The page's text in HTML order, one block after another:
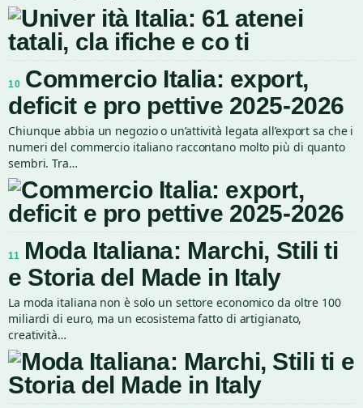
10 Commercio Italia: export,
deficit e pro pettive 2025-2026
Chiunque abbia un negozio o un’attività legata all’export sa che i
numeri del commercio italiano raccontano molto più di quanto
sembri. Tra…
11 Moda Italiana: Marchi, Stili ti
e Storia del Made in Italy
La moda italiana non è solo un settore economico da oltre 100
miliardi di euro, ma un ecosistema fatto di artigianato,
creatività…